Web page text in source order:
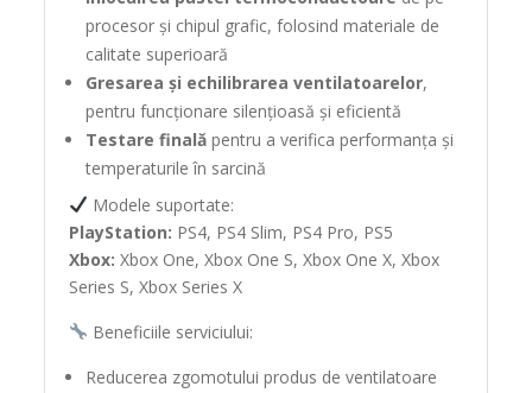
procesor și chipul grafic, folosind materiale de
calitate superioară
Gresarea și echilibrarea ventilatoarelor,
pentru funcționare silențioasă și eficientă
Testare finală pentru a verifica performanța și
temperaturile în sarcină
Modele suportate:
PlayStation: PS4, PS4 Slim, PS4 Pro, PS5
Xbox: Xbox One, Xbox One S, Xbox One X, Xbox
Series S, Xbox Series X
Beneficiile serviciului:
Reducerea zgomotului produs de ventilatoare